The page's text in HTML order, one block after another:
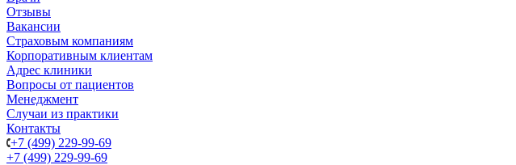
Отзывы
Вакансии
Страховым компаниям
Корпоративным клиентам
Адрес клиники
Вопросы от пациентов
Менеджмент
Случаи из практики
Контакты
+7 (499) 229-99-69
+7 (499) 229-99-69